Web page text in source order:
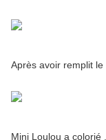
Après avoir remplit le
Mini Loulou a colorié ...